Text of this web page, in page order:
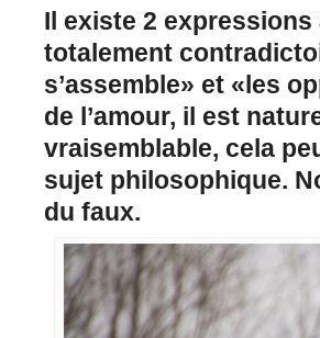
Il existe 2
totalement
s’assemble» et «les
de l’amour, il est
vraisemblable, cela
sujet philosophique.
du faux.